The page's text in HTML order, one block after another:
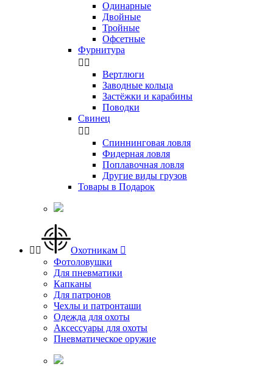
Одинарные
Двойные
Тройные
Офсетные
Фурнитура
 
Вертлюги
Заводные кольца
Застёжки и карабины
Поводки
Свинец
 
Спиннинговая ловля
Фидерная ловля
Поплавочная ловля
Другие виды грузов
Товары в Подарок
  Охотникам 
Фотоловушки
Для пневматики
Капканы
Для патронов
Чехлы и патронташи
Одежда для охоты
Аксессуары для охоты
Пневматическое оружие